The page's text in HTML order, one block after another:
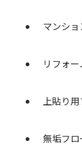
マンシ
リフォ
上貼り
無垢フ